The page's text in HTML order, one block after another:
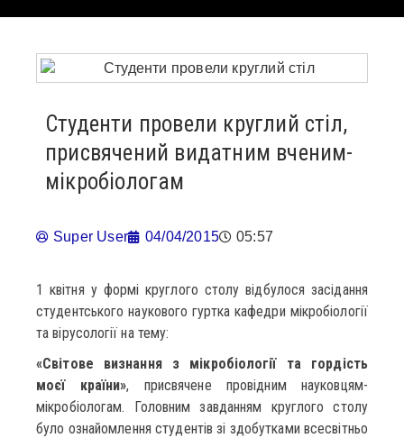
Студенти провели круглий стіл,
присвячений видатним вченим-
мікробіологам
Super User 04/04/2015 05:57
1 квітня у формі круглого столу відбулося засідання
студентського наукового гуртка кафедри мікробіології
та вірусології на тему:
«Світове визнання з мікробіології та гордість
моєї країни», присвячене провідним науковцям-
мікробіологам. Головним завданням круглого столу
було ознайомлення студентів зі здобутками всесвітньо